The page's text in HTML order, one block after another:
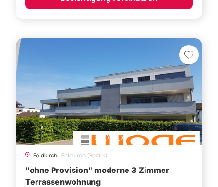
Feldkirch, Feldkirch (Bezirk)
"ohne Provision" moderne 3 Zimmer
Terrassenwohnung